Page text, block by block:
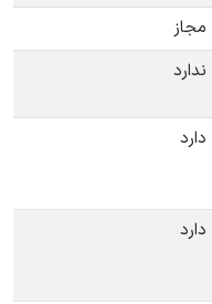
مجاز
ندارد
دارد
دارد